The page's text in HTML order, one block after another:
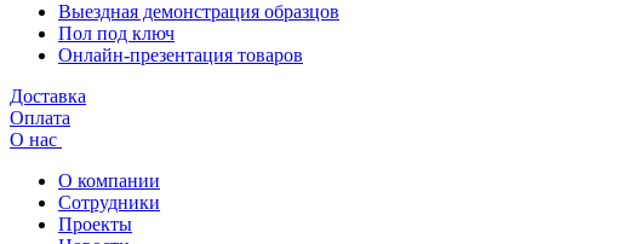
Выездная демонстрация образцов
Пол под ключ
Онлайн-презентация товаров
Доставка
Оплата
О нас
О компании
Сотрудники
Проекты